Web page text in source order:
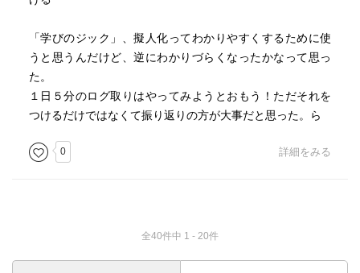
「学びのジック」、擬人化ってわかりやすくするために使
うと思うんだけど、逆にわかりづらくなったかなって思っ
た。
１日５分のログ取りはやってみようとおもう！ただそれを
つけるだけではなくて振り返りの方が大事だと思った。ら
0 詳細をみる
全40件中 1 - 20件